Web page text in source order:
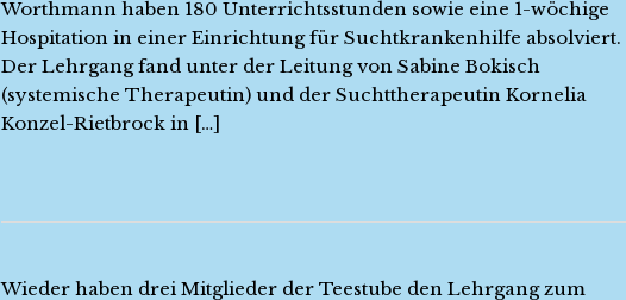
Worthmann haben 180 Unterrichtsstunden sowie eine 1-wöchige
Hospitation in einer Einrichtung für Suchtkrankenhilfe absolviert.
Der Lehrgang fand unter der Leitung von Sabine Bokisch
(systemische Therapeutin) und der Suchttherapeutin Kornelia
Konzel-Rietbrock in […]
Wieder haben drei Mitglieder der Teestube den Lehrgang zum